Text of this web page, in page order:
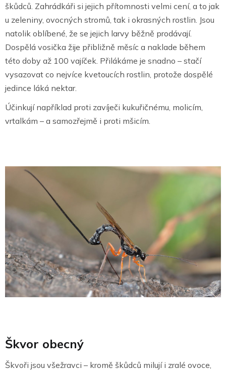
škůdců. Zahrádkáři si jejich přítomnosti velmi cení, a to jak
u zeleniny, ovocných stromů, tak i okrasných rostlin. Jsou
natolik oblíbené, že se jejich larvy běžně prodávají.
Dospělá vosička žije přibližně měsíc a naklade během
této doby až 100 vajíček. Přilákáme je snadno – stačí
vysazovat co nejvíce kvetoucích rostlin, protože dospělé
jedince láká nektar.
Účinkují například proti zavíječi kukuřičnému, molicím,
vrtalkám – a samozřejmě i proti mšicím.
Škvor obecný
Škvoři jsou všežravci – kromě škůdců milují i zralé ovoce,